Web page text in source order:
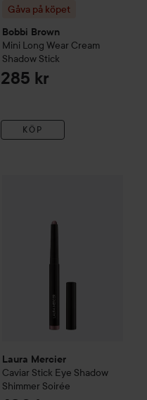
Gåva på köpet
Bobbi Brown
Mini Long Wear Cream
Shadow Stick
285 kr
KÖP
Laura Mercier
Caviar Stick Eye Shadow
Shimmer Soirée